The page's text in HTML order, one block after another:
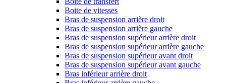
Boite de vitesses
Bras de suspension arrière droit
Bras de suspension arrière gauche
Bras de suspension supérieur arrière droit
Bras de suspension supérieur arrière gauche
Bras de suspension supérieur avant droit
Bras de suspension supérieur avant gauche
Bras inférieur arrière droit